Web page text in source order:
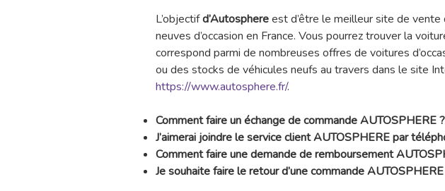
L’objectifd’Autosphereest d’être le meilleur site de vente
neuves d’occasion en France. Vous pourrez trouver la
correspond parmi de nombreuses offres de voitures
ou des stocks de véhicules neufs au travers dans le site
https://www.autosphere.fr/.
Comment faire un échange de commandeAUTOSPHERE ?
J’aimerai joindre le service clientAUTOSPHERE par
Comment faire une demande de remboursement
Je souhaite faire le retour d’une commandeAUTOSPHERE